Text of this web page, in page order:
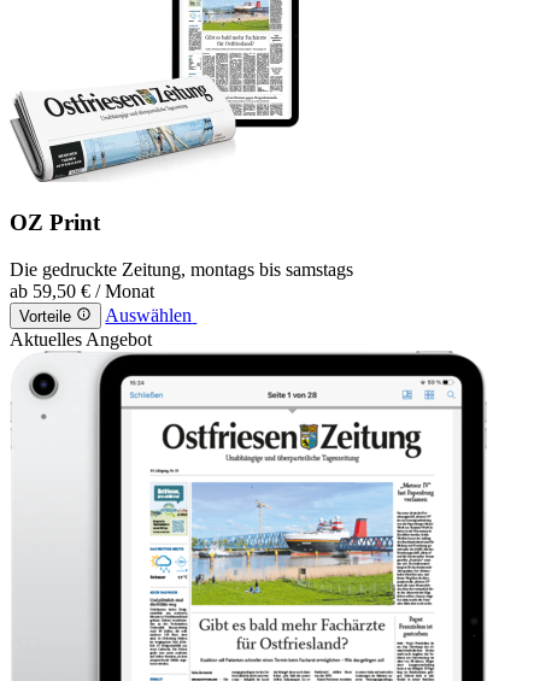
OZ Print
Die gedruckte Zeitung, montags bis samstags
ab 59,50 € / Monat
Vorteile
Auswählen
Aktuelles Angebot